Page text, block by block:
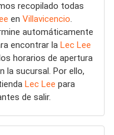
recopilado todas
en Villavicencio.
automáticamente
encontrar la Lec Lee
horarios de apertura
la sucursal. Por ello,
Lec Lee para
de salir.